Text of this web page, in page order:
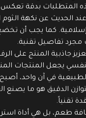
هذه المتطلبات بدقة
الحديث عن نكهة
كما يجب أن تخضع
مجرد تفاصيل تقنية.
جاذبية المنتج على
يجعل المنتجات
في آن واحد،
الدقيق هو ما يصنع
تقنياً.
طعم، بل هي أداة